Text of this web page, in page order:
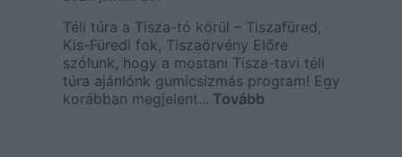
Téli túra a Tisza-tó körül – Tiszafüred,
Kis-Füredi fok, Tiszaörvény Előre
szólunk, hogy a mostani Tisza-tavi téli
túra ajánlónk gumicsizmás program! Egy
korábban megjelent... Tovább